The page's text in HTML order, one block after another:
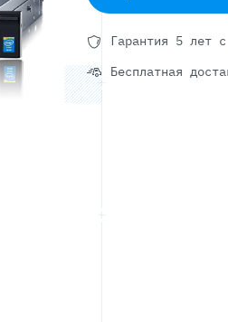
Гарантия 5 лет
Бесплатная